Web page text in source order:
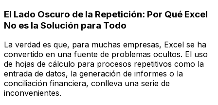
El Lado Oscuro de la Repetición: Por Qué Excel
No es la Solución para Todo
La verdad es que, para muchas empresas, Excel se ha
convertido en una fuente de problemas ocultos. El uso
de hojas de cálculo para procesos repetitivos como la
entrada de datos, la generación de informes o la
conciliación financiera, conlleva una serie de
inconvenientes.